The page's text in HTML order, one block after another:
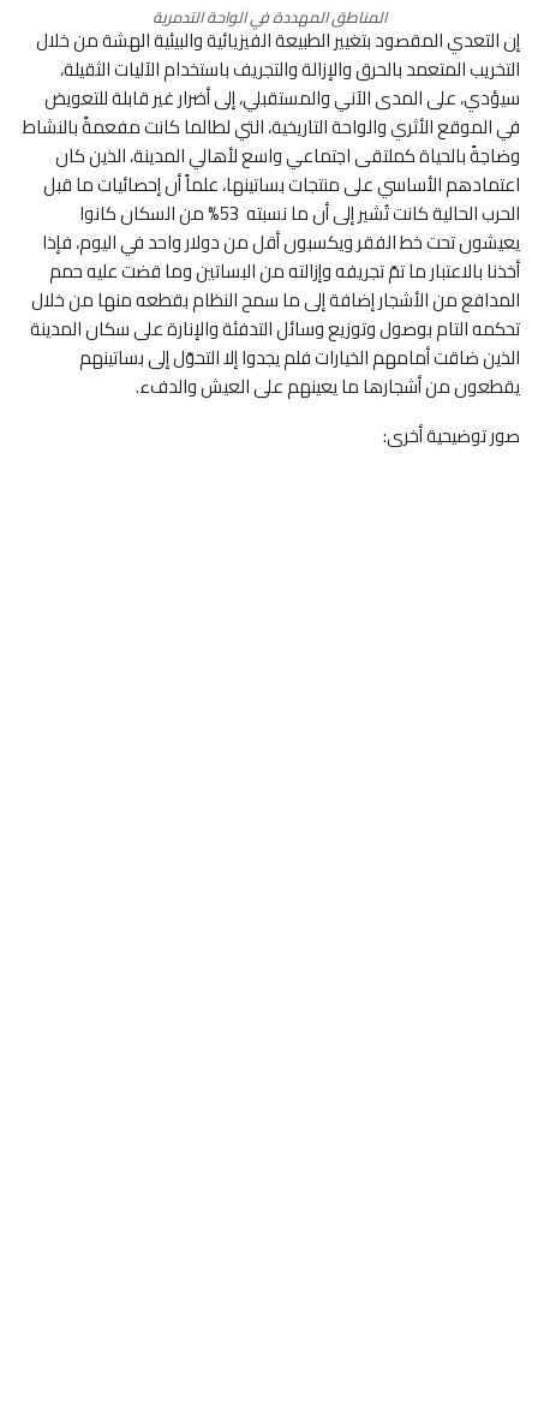
المناطق المهددة في الواحة التدمرية
إن التعدي المقصود بتغيير الطبيعة الفيزيائية والبيئية الهشة من خلال
التخريب المتعمد بالحرق والإزالة والتجريف باستخدام الآليات الثقيلة،
سيؤدي، على المدى الآني والمستقبلي، إلى أضرار غير قابلة للتعويض
في الموقع الأثري والواحة التاريخية، التي لطالما كانت مفعمةً بالنشاط
وضاجةً بالحياة كملتقى اجتماعي واسع لأهالي المدينة، الذين كان
اعتمادهم الأساسي على منتجات بساتينها، علماً أن إحصائيات ما قبل
الحرب الحالية كانت تُشير إلى أن ما نسبته 53% من السكان كانوا
يعيشون تحت خط الفقر ويكسبون أقل من دولار واحد في اليوم، فإذا
أخذنا بالاعتبار ما تمّ تجريفه وإزالته من البساتين وما قضت عليه حمم
المدافع من الأشجار إضافة إلى ما سمح النظام بقطعه منها من خلال
تحكمه التام بوصول وتوزيع وسائل التدفئة والإنارة على سكان المدينة
الذين ضاقت أمامهم الخيارات فلم يجدوا إلا التحوّل إلى بساتينهم
يقطعون من أشجارها ما يعينهم على العيش والدفء.
صور توضيحية أخرى: